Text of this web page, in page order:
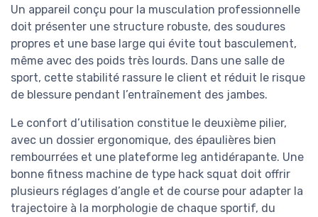
Un appareil conçu pour la musculation professionnelle
doit présenter une structure robuste, des soudures
propres et une base large qui évite tout basculement,
même avec des poids très lourds. Dans une salle de
sport, cette stabilité rassure le client et réduit le risque
de blessure pendant l’entraînement des jambes.
Le confort d’utilisation constitue le deuxième pilier,
avec un dossier ergonomique, des épaulières bien
rembourrées et une plateforme leg antidérapante. Une
bonne fitness machine de type hack squat doit offrir
plusieurs réglages d’angle et de course pour adapter la
trajectoire à la morphologie de chaque sportif, du